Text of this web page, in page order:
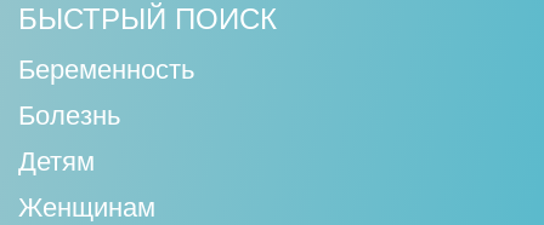
БЫСТРЫЙ ПОИСК
Беременность
Болезнь
Детям
Женщинам